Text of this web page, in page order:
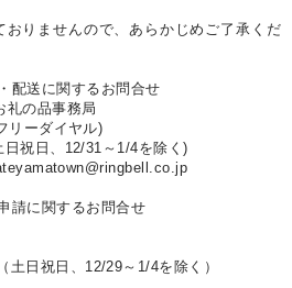
りませんので、あらかじめご了承くだ
配送に関するお問合せ
礼の品事務局
リーダイヤル)
祝日、12/31～1/4を除く)
請に関するお問合せ
日祝日、12/29～1/4を除く）